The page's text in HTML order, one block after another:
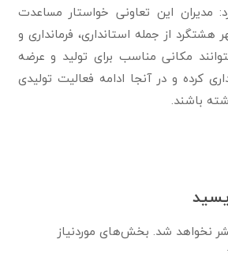
مدیران این تعاونی خواستار مساعدت
از جمله استانداری، فرمانداری و
مکانی مناسب برای تولید و عرضه
کرده و در آنجا ادامه فعالیت تولیدی
باشند.
نخواهد شد. بخش‌های موردنیاز